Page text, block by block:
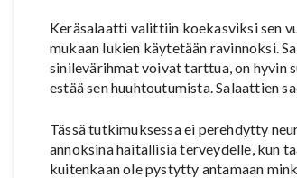
Keräsalaatti valittiin koekasviksi sen
mukaan lukien käytetään ravinnoksi.
sinilevärihmat voivat tarttua, on hyvin
estää sen huuhtoutumista. Salaattien
Tässä tutkimuksessa ei perehdytty
annoksina haitallisia terveydelle, kun
kuitenkaan ole pystytty antamaan